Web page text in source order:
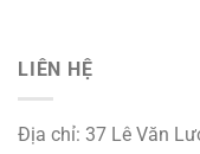
LIÊN HỆ
Địa chỉ: 37 Lê Văn